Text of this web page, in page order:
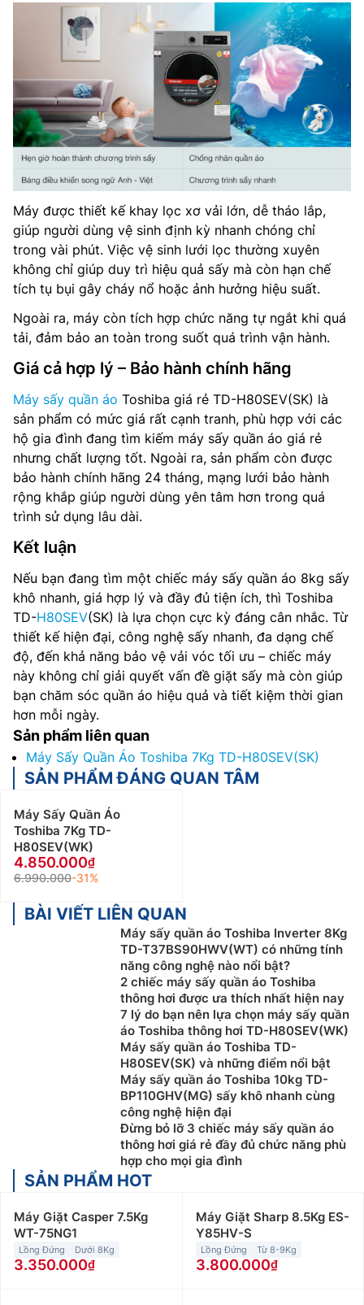
Máy được thiết kế khay lọc xơ vải lớn, dễ tháo lắp,
giúp người dùng vệ sinh định kỳ nhanh chóng chỉ
trong vài phút. Việc vệ sinh lưới lọc thường xuyên
không chỉ giúp duy trì hiệu quả sấy mà còn hạn chế
tích tụ bụi gây cháy nổ hoặc ảnh hưởng hiệu suất.
Ngoài ra, máy còn tích hợp chức năng tự ngắt khi quá
tải, đảm bảo an toàn trong suốt quá trình vận hành.
Giá cả hợp lý – Bảo hành chính hãng
Máy sấy quần áo Toshiba giá rẻ TD-H80SEV(SK) là
sản phẩm có mức giá rất cạnh tranh, phù hợp với các
hộ gia đình đang tìm kiếm máy sấy quần áo giá rẻ
nhưng chất lượng tốt. Ngoài ra, sản phẩm còn được
bảo hành chính hãng 24 tháng, mạng lưới bảo hành
rộng khắp giúp người dùng yên tâm hơn trong quá
trình sử dụng lâu dài.
Kết luận
Nếu bạn đang tìm một chiếc máy sấy quần áo 8kg sấy
khô nhanh, giá hợp lý và đầy đủ tiện ích, thì Toshiba
TD-H80SEV(SK) là lựa chọn cực kỳ đáng cân nhắc. Từ
thiết kế hiện đại, công nghệ sấy nhanh, đa dạng chế
độ, đến khả năng bảo vệ vải vóc tối ưu – chiếc máy
này không chỉ giải quyết vấn đề giặt sấy mà còn giúp
bạn chăm sóc quần áo hiệu quả và tiết kiệm thời gian
hơn mỗi ngày.
Sản phẩm liên quan
Máy Sấy Quần Áo Toshiba 7Kg TD-H80SEV(SK)
SẢN PHẨM ĐÁNG QUAN TÂM
Máy Sấy Quần Áo
Toshiba 7Kg TD-
H80SEV(WK)
4.850.000
6.990.000-31%
BÀI VIẾT LIÊN QUAN
Máy sấy quần áo Toshiba Inverter 8Kg
TD-T37BS90HWV(WT) có những tính
năng công nghệ nào nổi bật?
2 chiếc máy sấy quần áo Toshiba
thông hơi được ưa thích nhất hiện nay
7 lý do bạn nên lựa chọn máy sấy quần
áo Toshiba thông hơi TD-H80SEV(WK)
Máy sấy quần áo Toshiba TD-
H80SEV(SK) và những điểm nổi bật
Máy sấy quần áo Toshiba 10kg TD-
BP110GHV(MG) sấy khô nhanh cùng
công nghệ hiện đại
Đừng bỏ lỡ 3 chiếc máy sấy quần áo
thông hơi giá rẻ đầy đủ chức năng phù
hợp cho mọi gia đình
SẢN PHẨM HOT
Máy Giặt Casper 7.5Kg
WT-75NG1
Lồng Đứng Dưới 8Kg
3.350.000
Máy Giặt Sharp 8.5Kg ES-
Y85HV-S
Lồng Đứng Từ 8-9Kg
3.800.000